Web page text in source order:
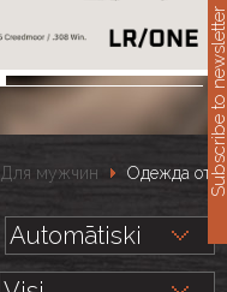
Для мужчин
Одежда отSubscribe